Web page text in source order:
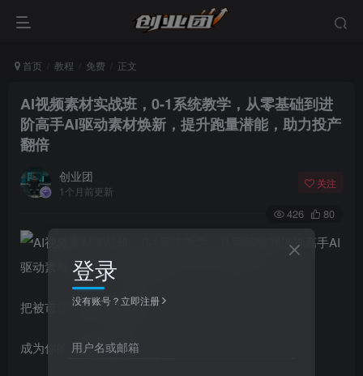
首页 教程 免费 正文
AI视频素材实战班，0-1系统教学，从零基础到进
阶高手AI驱动素材焕新，提升跑量潜能，助力投产
翻倍
创业团
1个月前更新
关注
426 80
把被市场验证过的爆量素材
成为你的升级版原创素材
登录
没有账号？立即注册
用户名或邮箱